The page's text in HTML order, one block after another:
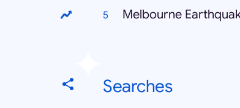
Melbourne
Searches